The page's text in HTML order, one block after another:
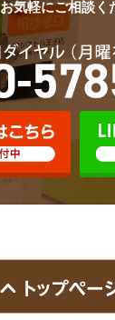
お気軽にご相談く